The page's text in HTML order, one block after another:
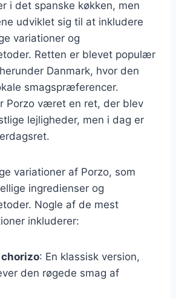
i det spanske køkken, men
udviklet sig til at inkludere
variationer og
Retten er blevet populær
Danmark, hvor den
smagspræferencer.
Porzo været en ret, der blev
lejligheder, men i dag er
variationer af Porzo, som
ingredienser og
Nogle af de mest
inkluderer:
chorizo: En klassisk version,
den røgede smag af